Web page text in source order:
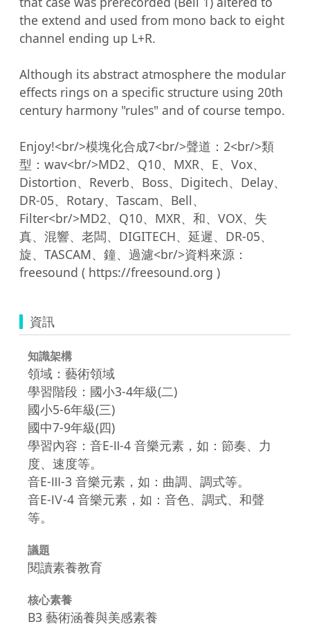
the extend and used from mono back to eight
channel ending up L+R.
Although its abstract atmosphere the modular
effects rings on a specific structure using 20th
century harmony "rules" and of course tempo.
Enjoy!<br/>模塊化合成7<br/>聲道：2<br/>類
型：wav<br/>MD2、Q10、MXR、E、Vox、
Distortion、Reverb、Boss、Digitech、Delay、
DR-05、Rotary、Tascam、Bell、
Filter<br/>MD2、Q10、MXR、和、VOX、失
真、混響、老闆、DIGITECH、延遲、DR-05、
旋、TASCAM、鐘、過濾<br/>資料來源：
資訊
知識架構
領域：藝術領域
學習階段：國小3-4年級(二)
國小5-6年級(三)
國中7-9年級(四)
學習內容：音E-Ⅱ-4 音樂元素，如：節奏、力
度、速度等。
音E-Ⅲ-3 音樂元素，如：曲調、調式等。
音E-Ⅳ-4 音樂元素，如：音色、調式、和聲
等。
議題
閱讀素養教育
核心素養
B3 藝術涵養與美感素養